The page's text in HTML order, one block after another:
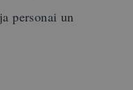
personai un